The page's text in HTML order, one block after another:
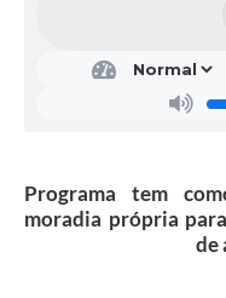
Programa tem
moradia própria
de